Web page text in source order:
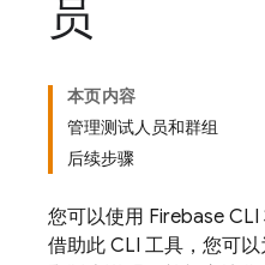
员
本页内容
管理测试人员和群组
后续步骤
您可以使用 Firebase CLI
借助此 CLI 工具，您可